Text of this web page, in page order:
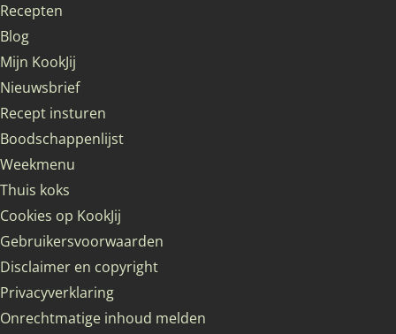
Recepten
Blog
Mijn KookJij
Nieuwsbrief
Recept insturen
Boodschappenlijst
Weekmenu
Thuis koks
Cookies op KookJij
Gebruikersvoorwaarden
Disclaimer en copyright
Privacyverklaring
Onrechtmatige inhoud melden